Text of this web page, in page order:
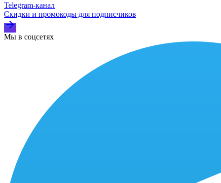
Telegram‑канал
Скидки и промокоды для подписчиков
Мы в соцсетях